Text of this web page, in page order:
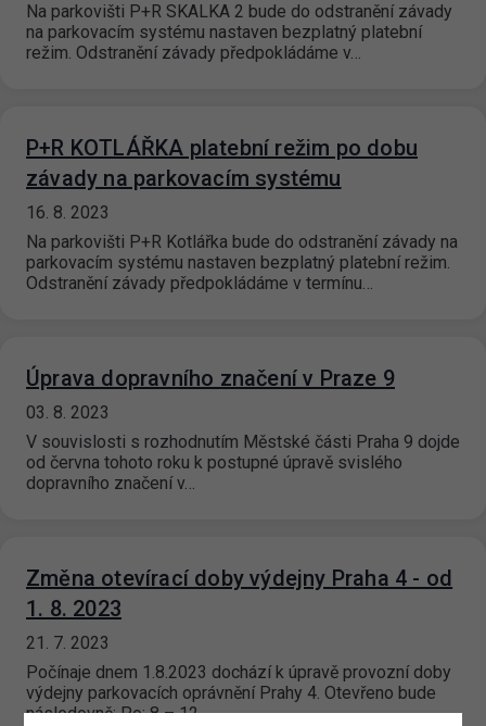
Na parkovišti P+R SKALKA 2 bude do odstranění závady
na parkovacím systému nastaven bezplatný platební
režim. Odstranění závady předpokládáme v…
P+R KOTLÁŘKA platební režim po dobu
závady na parkovacím systému
16. 8. 2023
Na parkovišti P+R Kotlářka bude do odstranění závady na
parkovacím systému nastaven bezplatný platební režim.
Odstranění závady předpokládáme v termínu…
Úprava dopravního značení v Praze 9
03. 8. 2023
V souvislosti s rozhodnutím Městské části Praha 9 dojde
od června tohoto roku k postupné úpravě svislého
dopravního značení v…
Změna otevírací doby výdejny Praha 4 - od
1. 8. 2023
21. 7. 2023
Počínaje dnem 1.8.2023 dochází k úpravě provozní doby
výdejny parkovacích oprávnění Prahy 4. Otevřeno bude
následovně: Po: 8 – 12…